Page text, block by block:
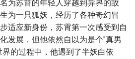
为苏霄的年轻人穿越到异界的故
为一只狐妖，经历了各种奇幻冒
适应新身份，苏霄第一次感受到自
发展，但他依然自以为是个"真男
的过程中，他遇到了半妖白依